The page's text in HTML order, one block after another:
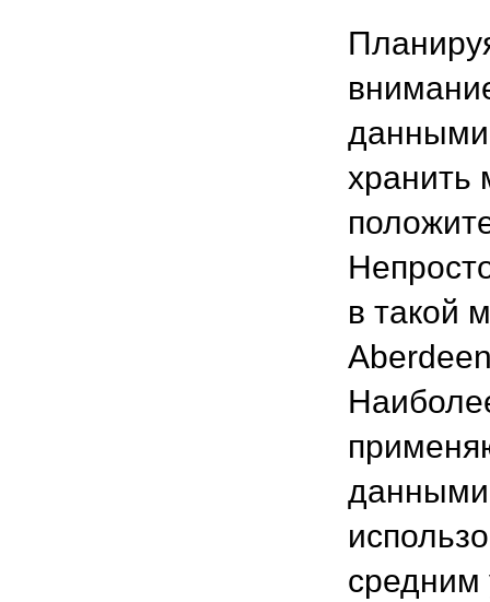
хранить
в такой
данными
средним